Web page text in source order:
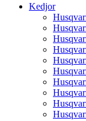
Kedjor